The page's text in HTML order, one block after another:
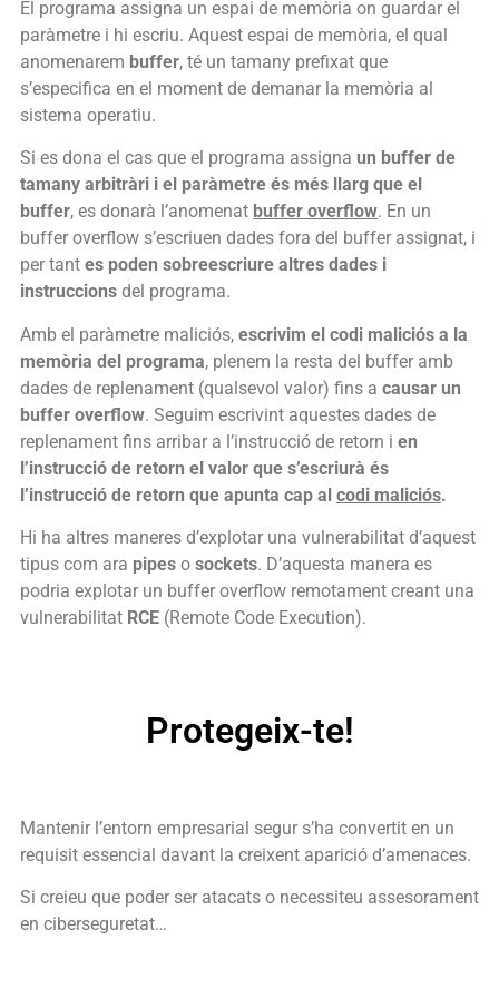
El programa assigna un espai de memòria on guardar el
paràmetre i hi escriu. Aquest espai de memòria, el qual
anomenarem buffer, té un tamany prefixat que
s’especifica en el moment de demanar la memòria al
sistema operatiu.
Si es dona el cas que el programa assigna un buffer de
tamany arbitràri i el paràmetre és més llarg que el
buffer, es donarà l’anomenat buffer overflow. En un
buffer overflow s’escriuen dades fora del buffer assignat, i
per tant es poden sobreescriure altres dades i
instruccions del programa.
Amb el paràmetre maliciós, escrivim el codi maliciós a la
memòria del programa, plenem la resta del buffer amb
dades de replenament (qualsevol valor) fins a causar un
buffer overflow. Seguim escrivint aquestes dades de
replenament fins arribar a l’instrucció de retorn i en
l’instrucció de retorn el valor que s’escriurà és
l’instrucció de retorn que apunta cap al codi maliciós.
Hi ha altres maneres d’explotar una vulnerabilitat d’aquest
tipus com ara pipes o sockets. D’aquesta manera es
podria explotar un buffer overflow remotament creant una
vulnerabilitat RCE (Remote Code Execution).
Protegeix-te!
Mantenir l’entorn empresarial segur s’ha convertit en un
requisit essencial davant la creixent aparició d’amenaces.
Si creieu que poder ser atacats o necessiteu assesorament
en ciberseguretat…